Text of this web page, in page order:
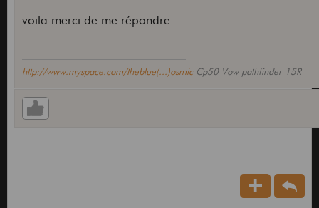
voila merci de me répondre
http://www.myspace.com/theblue(...)osmicCp50 Vow pathfinder 15R